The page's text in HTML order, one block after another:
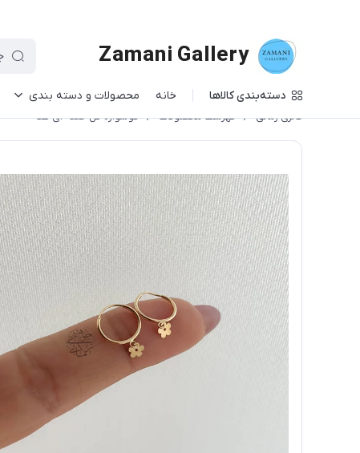
Zamani Gallery
دسته‌بندی کالاها خانه محصولات و دسته بندی
گالری زمانی / فهرست محصولات / گوشواره گل حلقه ای طلا